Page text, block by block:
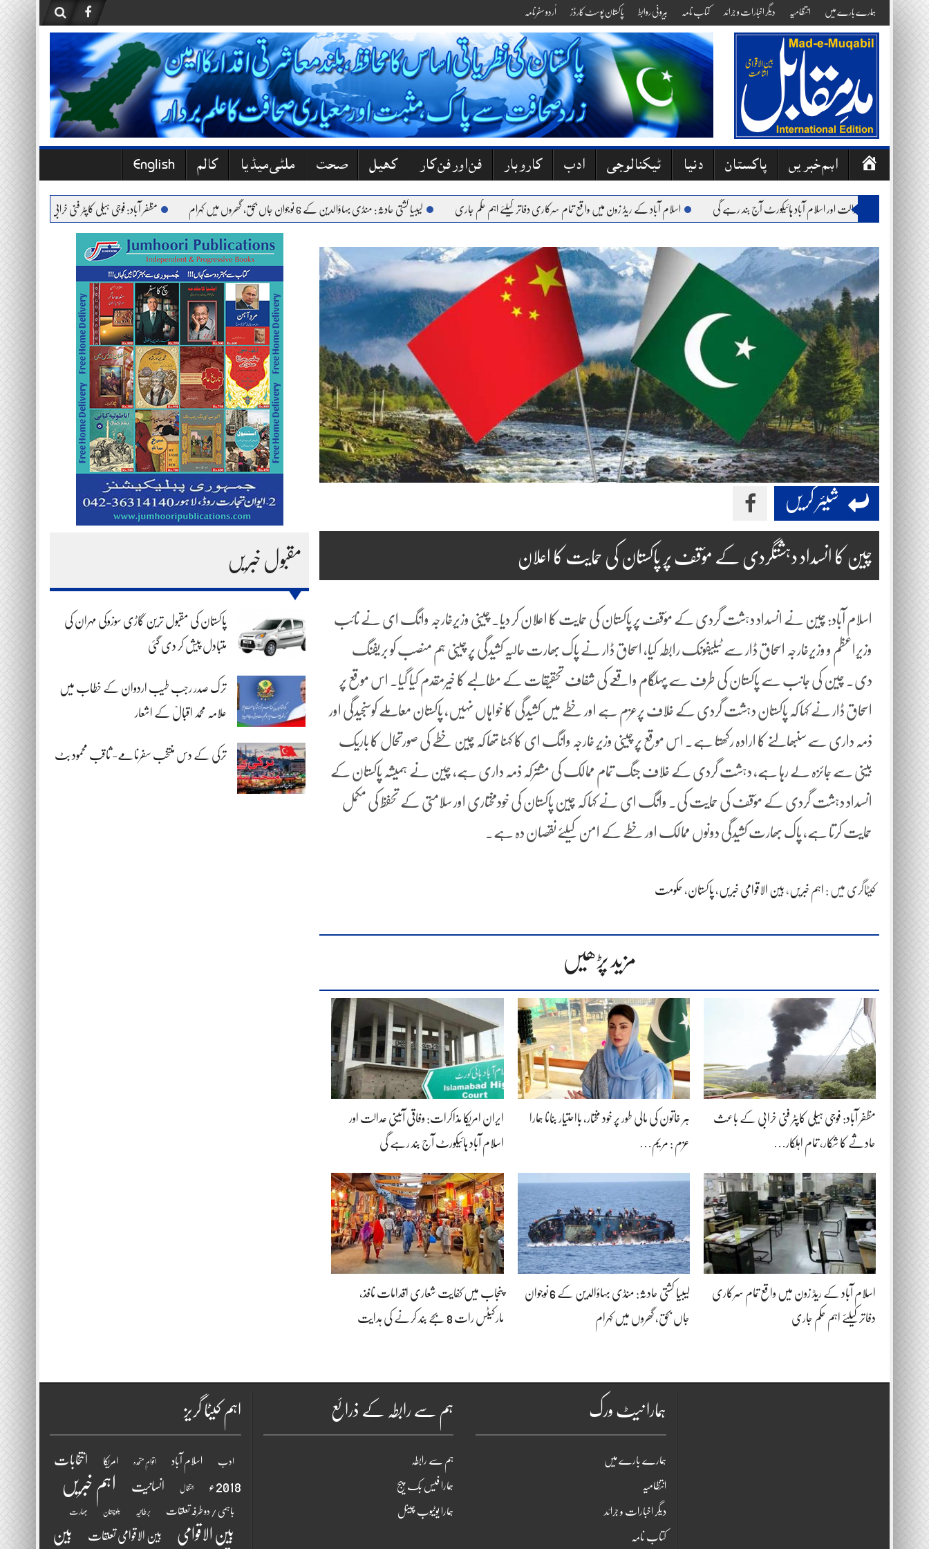
to
content
ہمارے بارے میں انتظامیہ دیگر اخبارات و جرائد کتاب نامہ بیرونی روابط پاکستان پوسٹ کارڈز اُردو سفرنامہ
ص
ف
ہ
ا
وّ
ل
اہم خبریں پاکستان دنیا ٹیکنالوجی ادب کاروبار فن اور فن کار کھیل صحت ملٹی میڈیا کالم English
وفاقی آئینی عدالت اور اسلام آباد ہائیکورٹ آج بند رہے گی اسلام آباد کے ریڈ زون میں واقع تمام سرکاری دفاتر کیلئے اہم حکم جاری لیبیا کشتی حادثہ: منڈی بہاؤالدین کے 6 نوجوان جاں بحق، گھروں میں کہرام مظفر آباد: فوجی ہیلی کاپٹر فنی خرابی کے باعث حادثے کا
مقبول خبریں
پاکستان کی مقبول ترین گاڑی سوزوکی مہران کی
متبادل پیش کر دی گئی
ترک صدر رجب طیب اردوان کے خطاب میں
علامہ محمد اقبالؒ کے اشعار
ترکی کے دس منتخب سفرنامے- ثاقب محمود بٹ
شیئر کریں
چین کا انسداد دہشتگردی کے مؤقف پر پاکستان کی حمایت کا اعلان
اسلام آباد: چین نے انسداد دہشت گردی کے مؤقف پر پاکستان کی حمایت کا اعلان کر دیا۔ چینی وزیرخارجہ وانگ ای نے نائب
وزیراعظم و وزیرخارجہ اسحاق ڈار سے ٹیلیفونک رابطہ کیا، اسحاق ڈار نے پاک بھارت حالیہ کشیدگی پر چینی ہم منصب کو بریفنگ
دی۔ چین کی جانب سے پاکستان کی طرف سے پہلگام واقعے کی شفاف تحقیقات کے مطالبے کا خیرمقدم کیا گیا۔ اس موقع پر
اسحاق ڈار نے کہا کہ پاکستان دہشت گردی کے خلاف پرعزم ہے اور خطے میں کشیدگی کا خواہاں نہیں، پاکستان معاملے کوسنجیدگی اور
ذمہ داری سےسنبھالنے کا ارادہ رکھتا ہے۔ اس موقع پر چینی وزیر خارجہ وانگ ای کا کہنا تھا کہ چین خطے کی صورتحال کا باریک
بینی سے جائزہ لے رہا ہے، دہشت گردی کے خلاف جنگ تمام ممالک کی مشترکہ ذمہ داری ہے، چین نے ہمیشہ پاکستان کے
انسداد دہشت گردی کے مؤقف کی حمایت کی۔ وانگ ای نے کہا کہ چین پاکستان کی خودمختاری اور سلامتی کے تحفظ کی مکمل
حمایت کرتا ہے، پاک بھارت کشیدگی دونوں ممالک اور خطے کے امن کیلئےنقصان دہ ہے۔
کیٹاگری میں : اہم خبریں ، بین الاقوامی خبریں ، پاکستان، حکومت
مزید پڑھیں
مظفر آباد: فوجی ہیلی کاپٹر فنی خرابی کے باعث
حادثے کا شکار، تمام اہلکار…
ہر خاتون کی مالی طور پر خود مختار، بااحتیار بنانا ہمارا
عزم : مریم…
ایران امریکا مذاکرات: وفاقی آئینی عدالت اور
اسلام آباد ہائیکورٹ آج بند رہے گی
اسلام آباد کے ریڈ زون میں واقع تمام سرکاری
دفاتر کیلئے اہم حکم جاری
لیبیا کشتی حادثہ: منڈی بہاؤالدین کے 6 نوجوان
جاں بحق، گھروں میں کہرام
پنجاب میں کفایت شعاری اقدامات نافذ،
مارکیٹس رات 8 بجے بند کرنے کی ہدایت
اہم کیٹا گریز
ادب اسلام آباد اقوامِ متحدہ امریکا انتخابات
2018ء انتقال انسانیت اہم خبریں
باہمی / دو طرفہ تعلقات برطانیہ بلوچستان بھارت
بین الاقوامی بین الاقوامی تعلقات بین
ہم سے رابطہ کے ذرائع
ہم سے رابطہ
ہمارا فیس بک پیج
ہمارا یوٹیوب چینل
ہمارا نیٹ ورک
ہمارے بارے میں
انتظامیہ
دیگر اخبارات و جرائد
کتاب نامہ